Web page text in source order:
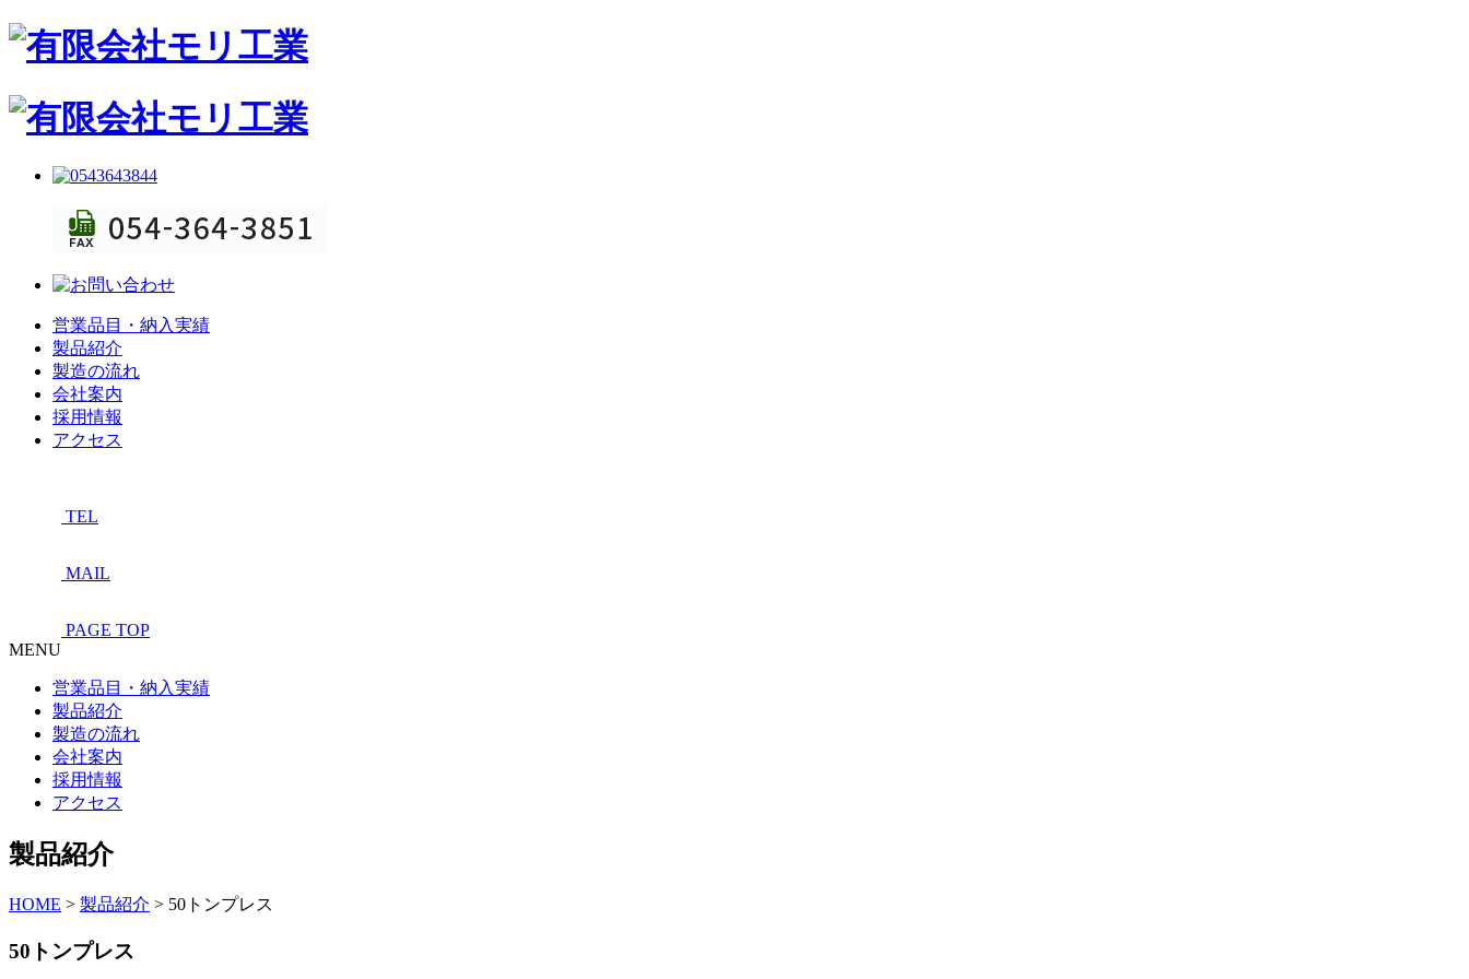
営業品目・納入実績
製品紹介
製造の流れ
会社案内
採用情報
アクセス
TEL
MAIL
PAGE TOP
MENU
営業品目・納入実績
製品紹介
製造の流れ
会社案内
採用情報
アクセス
製品紹介
HOME > 製品紹介 > 50トンプレス
50トンプレス